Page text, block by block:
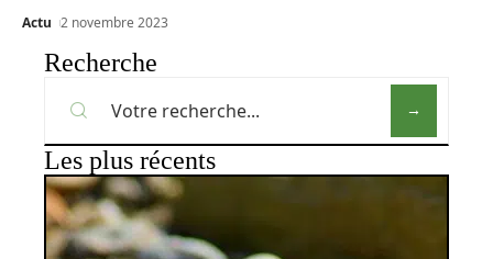
Actu 2 novembre 2023
Recherche
Les plus récents